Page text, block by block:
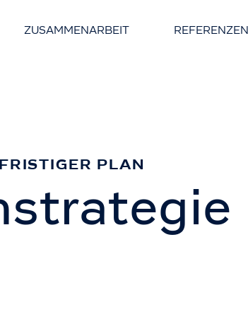
ZUSAMMENARBEIT REFERENZEN
PLAN